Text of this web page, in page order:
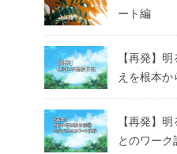
ート編
【再発】
えを根本か
【再発】
とのワーク